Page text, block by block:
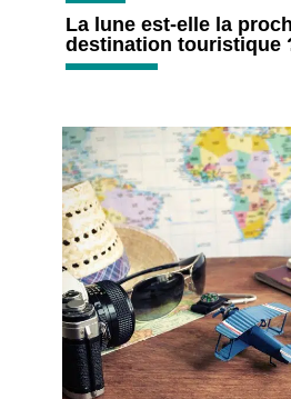
La lune est-elle la
destination touristique